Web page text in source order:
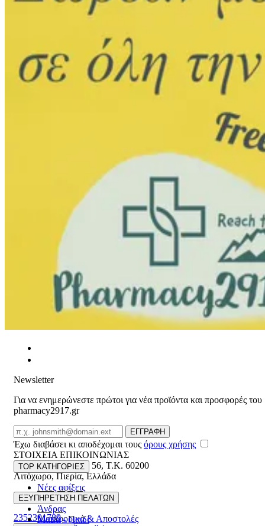
Newsletter
Για να ενημερώνεστε πρώτοι για νέα προϊόντα και προσφορές του
pharmacy2917.gr
Email
ΕΓΓΡΑΦΗ
Έχω διαβάσει κι αποδέχομαι τους όρους χρήσης
ΣΤΟΙΧΕΙΑ ΕΠΙΚΟΙΝΩΝΙΑΣ
Βασ. Κωνσταντίνου 56, T.K. 60200
Λιτόχωρο,Πιερία,Ελλάδα
ΓΕΜΗ:165892448000
2352301789
TOP ΚΑΤΗΓΟΡΙΕΣ
Νέες αφίξεις
Γυναίκα
Άνδρας
Μαμά - Παιδί
ΕΞΥΠΗΡΕΤΗΣΗ ΠΕΛΑΤΩΝ
Μεταφορικά & Αποστολές